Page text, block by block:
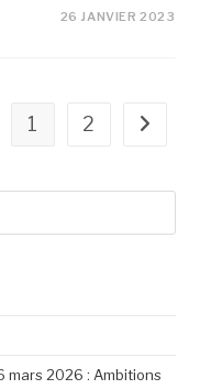
26 JANVIER 2023
1 2
mars 2026 : Ambitions